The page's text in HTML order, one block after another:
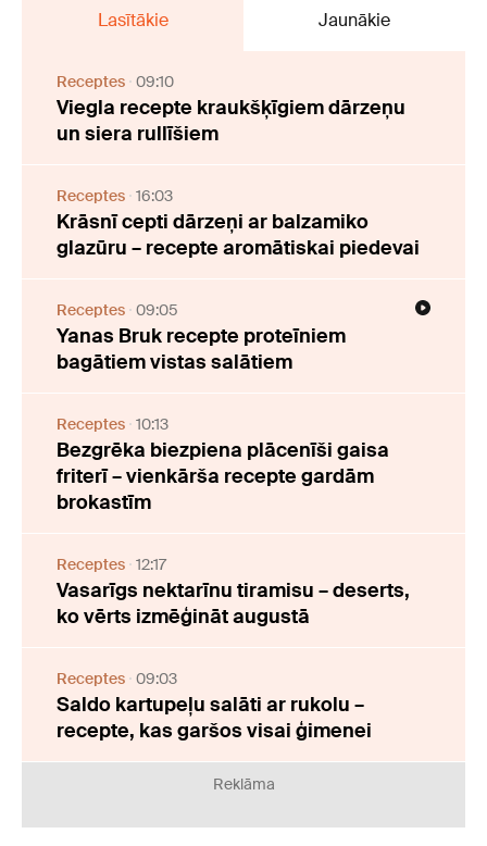
Lasītākie Jaunākie
Receptes 09:10
Viegla recepte kraukšķīgiem dārzeņu
un siera rullīšiem
Receptes 16:03
Krāsnī cepti dārzeņi ar balzamiko
glazūru – recepte aromātiskai piedevai
Receptes 09:05
Yanas Bruk recepte proteīniem
bagātiem vistas salātiem
Receptes 10:13
Bezgrēka biezpiena plācenīši gaisa
friterī – vienkārša recepte gardām
brokastīm
Receptes 12:17
Vasarīgs nektarīnu tiramisu – deserts,
ko vērts izmēģināt augustā
Receptes 09:03
Saldo kartupeļu salāti ar rukolu –
recepte, kas garšos visai ģimenei
Reklāma